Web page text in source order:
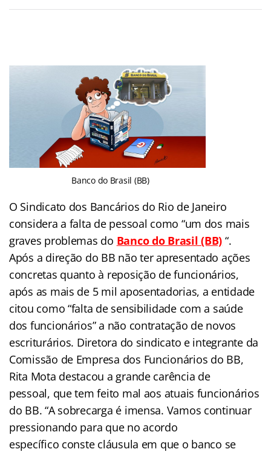
Banco do Brasil (BB)
O Sindicato dos Bancários do Rio de Janeiro
considera a falta de pessoal como “um dos mais
graves problemas do Banco do Brasil (BB) “.
Após a direção do BB não ter apresentado ações
concretas quanto à reposição de funcionários,
após as mais de 5 mil aposentadorias, a entidade
citou como “falta de sensibilidade com a saúde
dos funcionários” a não contratação de novos
escriturários. Diretora do sindicato e integrante da
Comissão de Empresa dos Funcionários do BB,
Rita Mota destacou a grande carência de
pessoal, que tem feito mal aos atuais funcionários
do BB. “A sobrecarga é imensa. Vamos continuar
pressionando para que no acordo
específico conste cláusula em que o banco se